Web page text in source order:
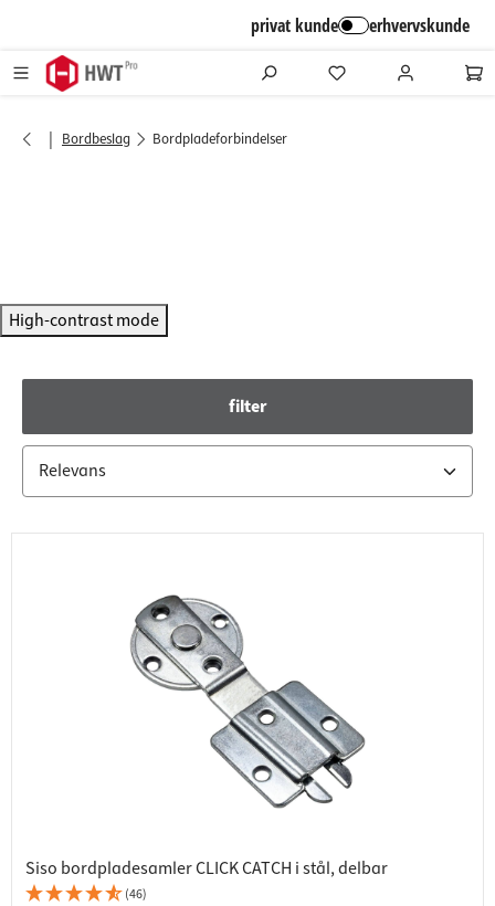
privat kunde erhvervskunde
| Bordbeslag Bordpladeforbindelser
High-contrast mode
filter
Siso bordpladesamler CLICK CATCH i stål, delbar
(46)